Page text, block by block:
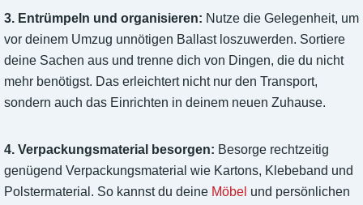
3. Entrümpeln und organisieren: Nutze die Gelegenheit, um
vor deinem Umzug unnötigen Ballast loszuwerden. Sortiere
deine Sachen aus und trenne dich von Dingen, die du nicht
mehr benötigst. Das erleichtert nicht nur den Transport,
sondern auch das Einrichten in deinem neuen Zuhause.
4. Verpackungsmaterial besorgen: Besorge rechtzeitig
genügend Verpackungsmaterial wie Kartons, Klebeband und
Polstermaterial. So kannst du deine Möbel und persönlichen